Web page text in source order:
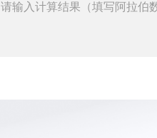
请输入计算结果（填写阿拉伯